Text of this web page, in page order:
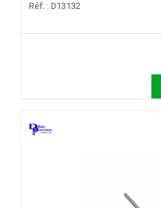
Réf. : D13132